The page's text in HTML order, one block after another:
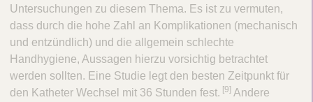
Untersuchungen zu diesem Thema. Es ist zu vermuten,
dass durch die hohe Zahl an Komplikationen (mechanisch
und entzündlich) und die allgemein schlechte
Handhygiene, Aussagen hierzu vorsichtig betrachtet
werden sollten. Eine Studie legt den besten Zeitpunkt für
den Katheter Wechsel mit 36 Stunden fest. ​[9] Andere